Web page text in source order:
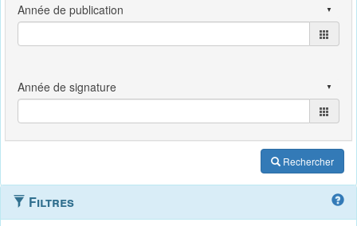
Rechercher
Filtres